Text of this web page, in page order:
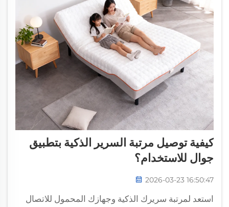
كيفية توصيل مرتبة السرير الذكية بتطبيق
جوال للاستخدام؟
2026-03-23 16:50:47
استعد لمرتبة سريرك الذكية وجهازك المحمول للاتصال